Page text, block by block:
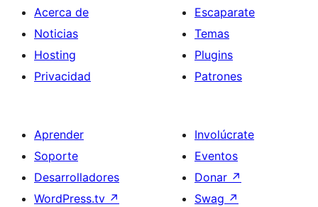
Acerca de
Noticias
Hosting
Privacidad
Escaparate
Temas
Plugins
Patrones
Aprender
Soporte
Desarrolladores
WordPress.tv ↗
Involúcrate
Eventos
Donar ↗
Swag ↗